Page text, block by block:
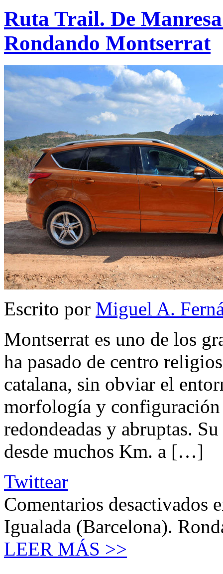
Ruta Trail. De
Rondando Montserrat
Escrito por Miguel A.
Montserrat es uno de los
ha pasado de centro
catalana, sin obviar el
morfología y configuración
redondeadas y abruptas.
desde muchos Km. a […]
Twittear
Comentarios desactivados
Igualada (Barcelona).
LEER MÁS >>